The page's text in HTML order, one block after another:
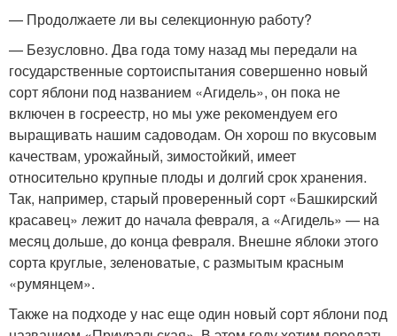
— Продолжаете ли вы селекционную работу?
— Безусловно. Два года тому назад мы передали на
государственные сортоиспытания совершенно новый
сорт яблони под названием «Агидель», он пока не
включен в госреестр, но мы уже рекомендуем его
выращивать нашим садоводам. Он хорош по вкусовым
качествам, урожайный, зимостойкий, имеет
относительно крупные плоды и долгий срок хранения.
Так, например, старый проверенный сорт «Башкирский
красавец» лежит до начала февраля, а «Агидель» — на
месяц дольше, до конца февраля. Внешне яблоки этого
сорта круглые, зеленоватые, с размытым красным
«румянцем».
Также на подходе у нас еще один новый сорт яблони под